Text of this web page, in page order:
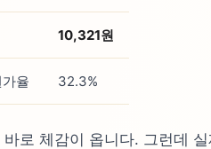
10,321원
율 32.3%
로 체감이 옵니다. 그런데